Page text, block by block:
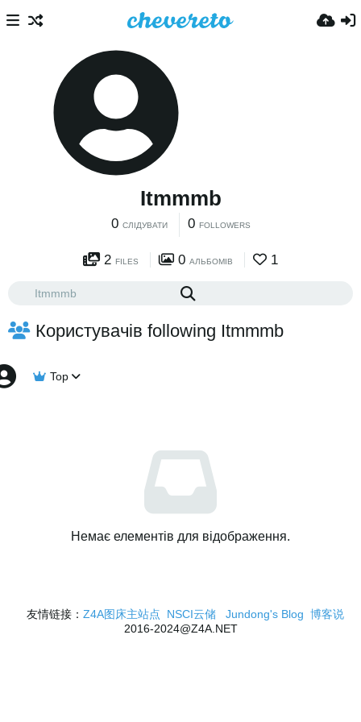
Itmmmb
0 СЛІДУВАТИ 0 FOLLOWERS
2 FILES 0 АЛЬБОМІВ 1
Користувачів following Itmmmb
Top
Немає елементів для відображення.
友情链接： Z4A图床主站点 NSCI云储 Jundong's Blog 博客说
2016-2024@Z4A.NET